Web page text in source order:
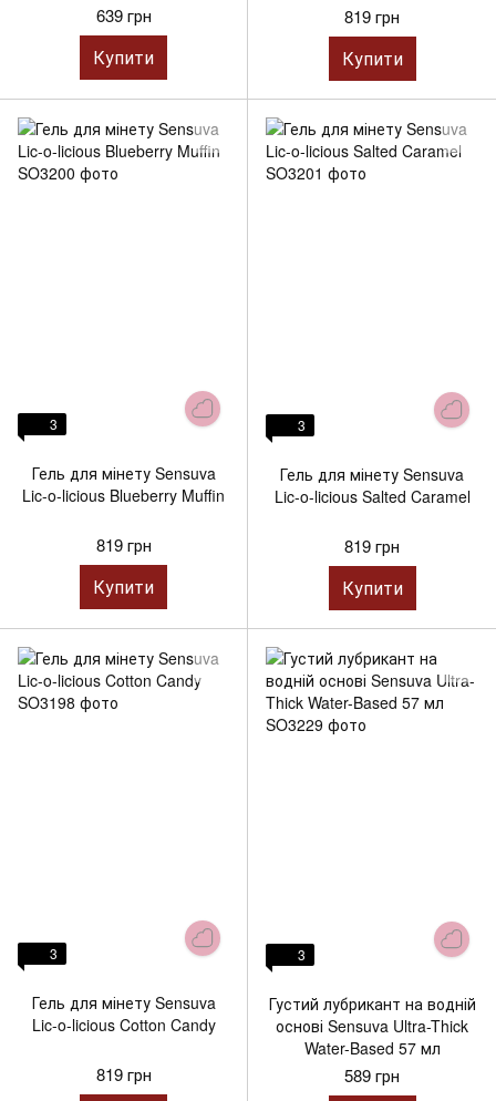
639 грн
Купити
819 грн
Купити
3
Гель для мінету Sensuva
Lic-o-licious Blueberry Muffin
819 грн
Купити
3
Гель для мінету Sensuva
Lic-o-licious Salted Caramel
819 грн
Купити
3
Гель для мінету Sensuva
Lic-o-licious Cotton Candy
819 грн
3
Густий лубрикант на водній
основі Sensuva Ultra-Thick
Water-Based 57 мл
589 грн